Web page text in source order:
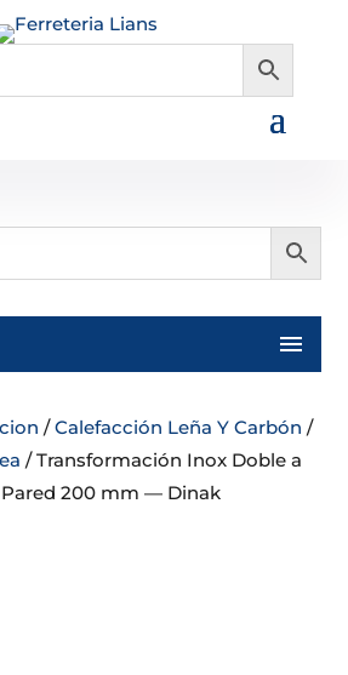
/Calefacción Leña Y Carbón /
/ Transformación Inox Doble a
200 mm — Dinak